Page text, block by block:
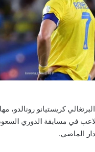
كريستيانو رونالدو،
في مسابقة الدوري
الماضي.